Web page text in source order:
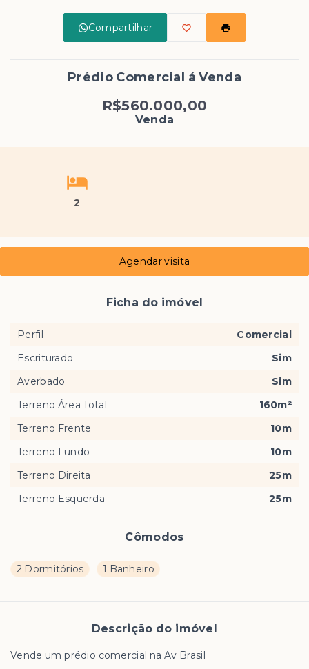
Compartilhar
Prédio Comercial á Venda
R$560.000,00
Venda
2
Cômodos
2 Dormitórios 1 Banheiro
Descrição do imóvel
Vende um prédio comercial na Av Brasil
Agendar visita
Ficha do imóvel
Perfil
Comercial
Escriturado
Sim
Averbado
Sim
Terreno Área Total
160m²
Terreno Frente
10m
Terreno Fundo
10m
Terreno Direita
25m
Terreno Esquerda
25m